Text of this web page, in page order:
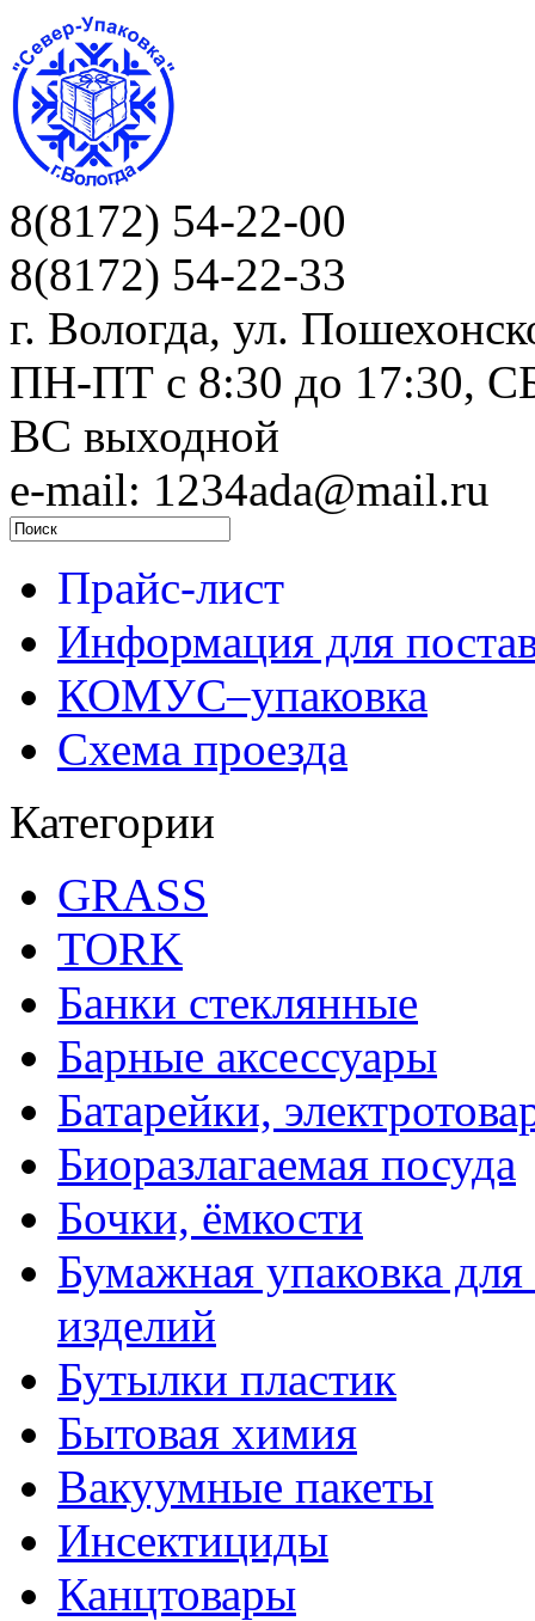
8(8172) 54-22-00
8(8172) 54-22-33
г. Вологда, ул.
ПН-ПТ c 8:30 до 17:30,
ВС выходной
e-mail: 1234ada@mail.ru
Прайс-лист
Информация для
КОМУС–упаковка
Схема проезда
Категории
GRASS
TORK
Банки стеклянные
Барные аксессуары
Батарейки,
Биоразлагаемая посуда
Бочки, ёмкости
Бумажная упаковка
изделий
Бутылки пластик
Бытовая химия
Вакуумные пакеты
Инсектициды
Канцтовары